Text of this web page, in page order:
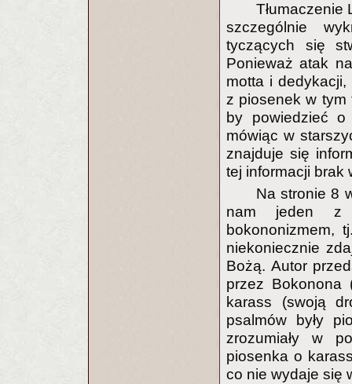
Tłumaczenie
szczególnie
tyczących się
Ponieważ atak
motta i
z piosenek w tym
by powiedzieć o
mówiąc w
znajduje się
tej informacji brak
Na stronie 8
nam jeden z
bokononizmem,
niekoniecznie
Bożą. Autor
przez Bokonona
karass (swoją
psalmów były
zrozumiały w
piosenka o
co nie wydaje się